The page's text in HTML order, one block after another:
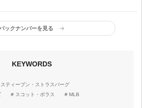
ックナンバーを見る
KEYWORDS
スティーブン・ストラスバーグ
スコット・ボラス MLB